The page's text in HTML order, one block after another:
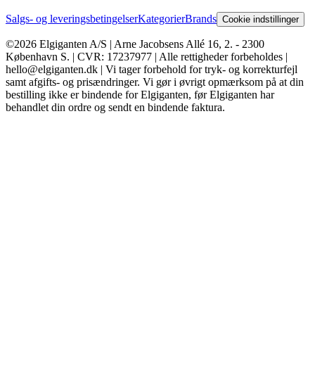
Salgs- og leveringsbetingelserKategorierBrands Cookie indstillinger
©2026 Elgiganten A/S | Arne Jacobsens Allé 16, 2. - 2300
København S. | CVR: 17237977 | Alle rettigheder forbeholdes |
hello@elgiganten.dk | Vi tager forbehold for tryk- og korrekturfejl
samt afgifts- og prisændringer. Vi gør i øvrigt opmærksom på at din
bestilling ikke er bindende for Elgiganten, før Elgiganten har
behandlet din ordre og sendt en bindende faktura.